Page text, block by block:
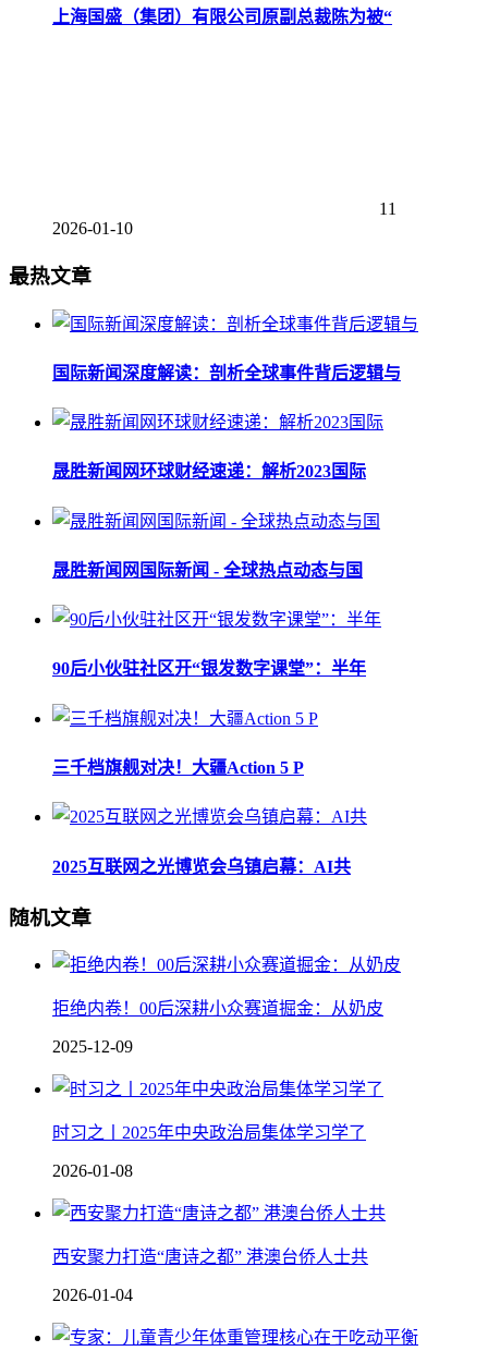
上海国盛（集团）有限公司原副总裁陈为被“
11
2026-01-10
最热文章
国际新闻深度解读：剖析全球事件背后逻辑与
晟胜新闻网环球财经速递：解析2023国际
晟胜新闻网国际新闻 - 全球热点动态与国
90后小伙驻社区开“银发数字课堂”：半年
三千档旗舰对决！大疆Action 5 P
2025互联网之光博览会乌镇启幕：AI共
随机文章
拒绝内卷！00后深耕小众赛道掘金：从奶皮
2025-12-09
时习之丨2025年中央政治局集体学习学了
2026-01-08
西安聚力打造“唐诗之都” 港澳台侨人士共
2026-01-04